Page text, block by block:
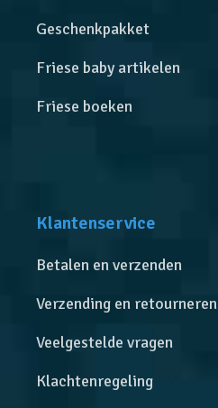
Geschenkpakket
Friese baby artikelen
Friese boeken
Klantenservice
Betalen en verzenden
Verzending en retourneren
Veelgestelde vragen
Klachtenregeling